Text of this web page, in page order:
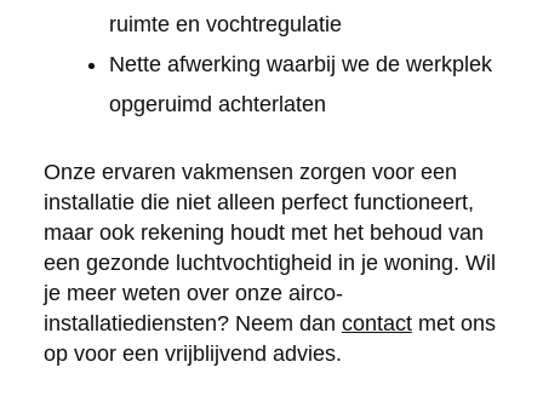
ruimte en vochtregulatie
Nette afwerking waarbij we de werkplek
opgeruimd achterlaten
Onze ervaren vakmensen zorgen voor een
installatie die niet alleen perfect functioneert,
maar ook rekening houdt met het behoud van
een gezonde luchtvochtigheid in je woning. Wil
je meer weten over onze airco-
installatiediensten? Neem dan contactmet ons
op voor een vrijblijvend advies.